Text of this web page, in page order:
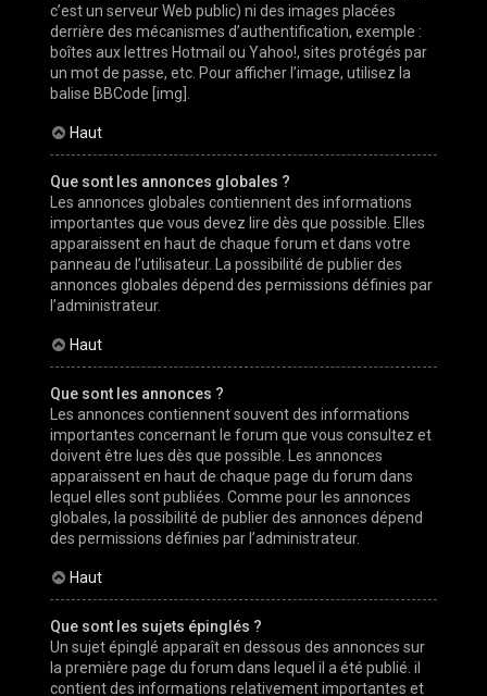
c’est un serveur Web public) ni des images placées
derrière des mécanismes d’authentification, exemple :
boîtes aux lettres Hotmail ou Yahoo!, sites protégés par
un mot de passe, etc. Pour afficher l’image, utilisez la
balise BBCode [img].
Haut
Que sont les annonces globales ?
Les annonces globales contiennent des informations
importantes que vous devez lire dès que possible. Elles
apparaissent en haut de chaque forum et dans votre
panneau de l’utilisateur. La possibilité de publier des
annonces globales dépend des permissions définies par
l’administrateur.
Haut
Que sont les annonces ?
Les annonces contiennent souvent des informations
importantes concernant le forum que vous consultez et
doivent être lues dès que possible. Les annonces
apparaissent en haut de chaque page du forum dans
lequel elles sont publiées. Comme pour les annonces
globales, la possibilité de publier des annonces dépend
des permissions définies par l’administrateur.
Haut
Que sont les sujets épinglés ?
Un sujet épinglé apparaît en dessous des annonces sur
la première page du forum dans lequel il a été publié. il
contient des informations relativement importantes et